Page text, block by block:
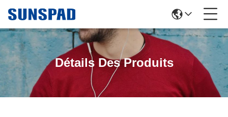
Détails Des Produits